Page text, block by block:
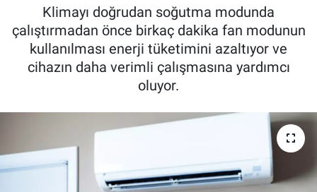
Klimayı doğrudan soğutma modunda
çalıştırmadan önce birkaç dakika fan modunun
kullanılması enerji tüketimini azaltıyor ve
cihazın daha verimli çalışmasına yardımcı
oluyor.
Tüm Manşetler
Son Dakika Haberleri